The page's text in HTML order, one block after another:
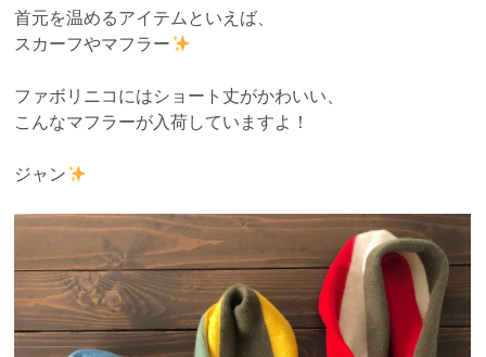
首元を温めるアイテムといえば、
スカーフやマフラー
ファボリニコにはショート丈がかわいい、
こんなマフラーが入荷していますよ！
ジャン